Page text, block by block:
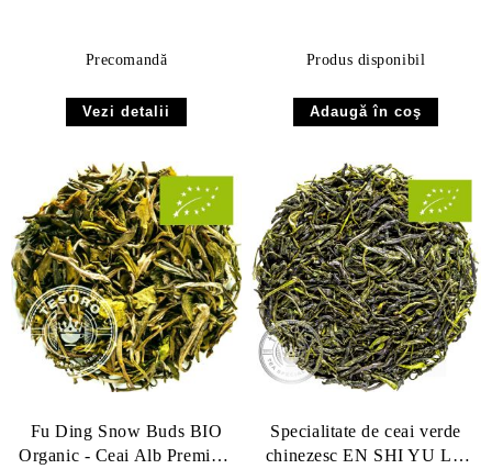
Precomandă
Vezi detalii
Produs disponibil
Fu Ding Snow Buds BIO
Organic - Ceai Alb Premium
Specialitate de ceai verde
chinezesc EN SHI YU LU